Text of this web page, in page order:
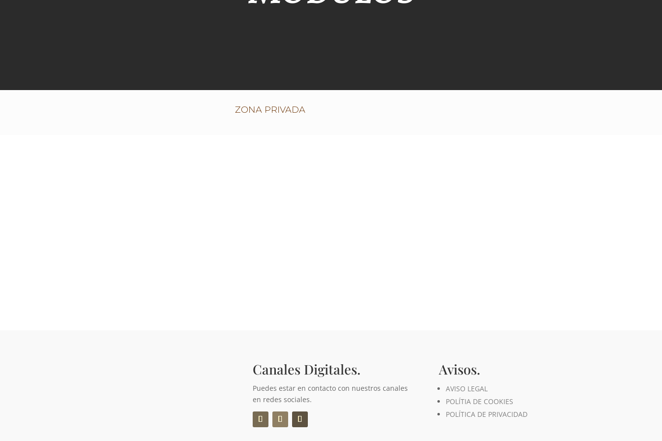
ZONA PRIVADA
Canales Digitales.
Puedes estar en contacto con nuestros canales
en redes sociales.
Avisos.
AVISO LEGAL
POLÍTIA DE COOKIES
POLÍTICA DE PRIVACIDAD